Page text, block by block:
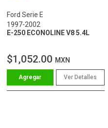
Ford Serie E
1997-2002
E-250 ECONOLINE V8 5.4L
$1,052.00 MXN
Ver Detalles